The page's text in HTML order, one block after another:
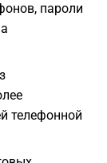
пароли
телефонной